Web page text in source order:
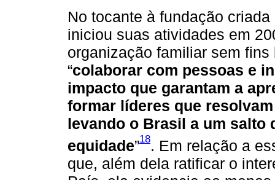
No tocante à fundação
iniciou suas atividades em
organização familiar sem
“colaborar com pessoas e
impacto que garantam a
formar líderes que
levando o Brasil a um salto
equidade”18. Em relação a
que, além dela ratificar o